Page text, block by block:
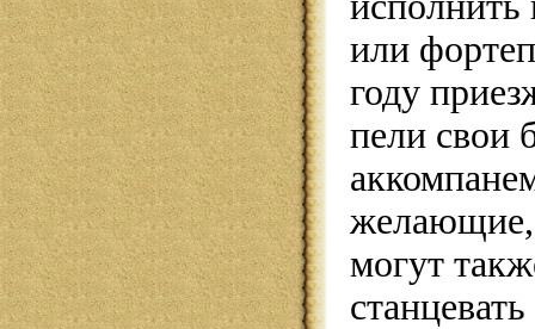
или
году
пели свои
желающие,
могут